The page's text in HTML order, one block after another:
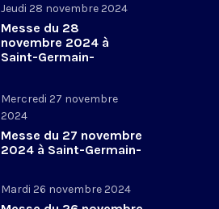
Jeudi 28 novembre 2024
Messe du 28
novembre 2024 à
Saint-Germain-
Mercredi 27 novembre
2024
Messe du 27 novembre
2024 à Saint-Germain-
Mardi 26 novembre 2024